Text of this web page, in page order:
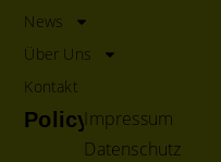
News
Über Uns
Kontakt
Policy Impressum
Datenschutz